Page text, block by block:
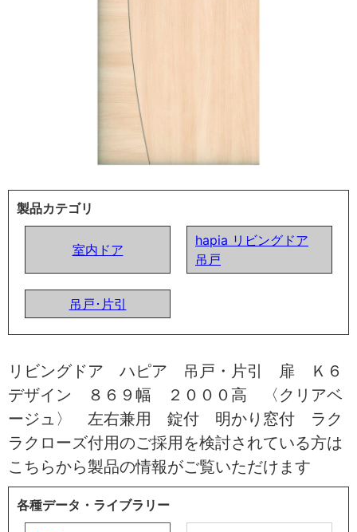
製品カテゴリ
室内ドア
hapia リビングドア
吊戸
吊戸･片引
リビングドア ハピア 吊戸・片引 扉 Ｋ６
デザイン ８６９幅 ２０００高 〈クリアベ
ージュ〉 左右兼用 錠付 明かり窓付 ラク
ラクローズ付用のご採用を検討されている方は
こちらから製品の情報がご覧いただけます
各種データ・ライブラリー